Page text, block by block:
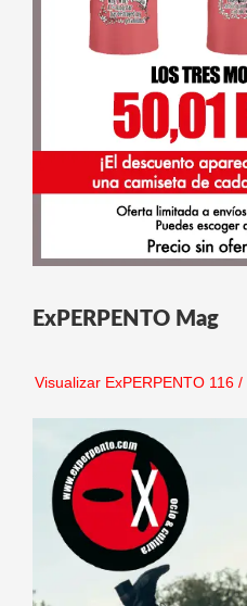
ExPERPENTO Mag
Visualizar ExPERPENTO 116/